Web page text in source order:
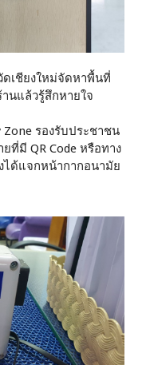
เชียงใหม่จัดหาพื้นที่
นแล้วรู้สึกหายใจ
รองรับประชาชน
ที่มี QR Code หรือทาง
ด้แจกหน้ากากอนามัย